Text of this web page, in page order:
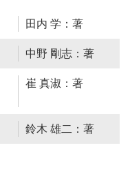
田内 学：著
中野 剛志：著
崔 真淑：著
鈴木 雄二：著